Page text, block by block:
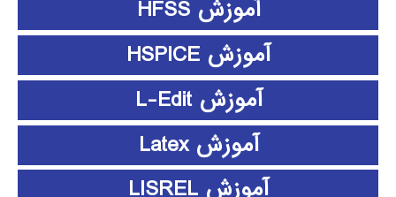
آموزش HFSS
آموزش HSPICE
آموزش L-Edit
آموزش Latex
آموزش LISREL